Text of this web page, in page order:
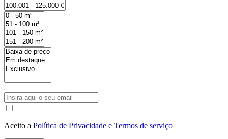
Aceito a Política de Privacidade e Termos de serviço